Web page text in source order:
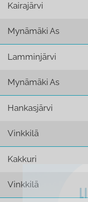
Kairajärvi
Mynämäki As
Lamminjärvi
Mynämäki As
Hankasjärvi
Vinkkilä
Kakkuri
Vinkkilä